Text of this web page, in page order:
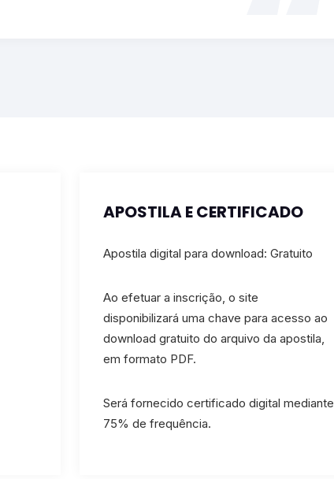
APOSTILA E CERTIFICADO
Apostila digital para download: Gratuito
Ao efetuar a inscrição, o site
disponibilizará uma chave para acesso ao
download gratuito do arquivo da apostila,
em formato PDF.
Será fornecido certificado digital mediante
75% de frequência.